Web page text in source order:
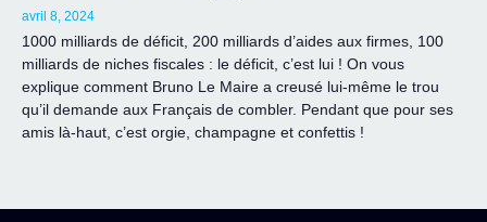
avril 8, 2024
1000 milliards de déficit, 200 milliards d’aides aux firmes, 100
milliards de niches fiscales : le déficit, c’est lui ! On vous
explique comment Bruno Le Maire a creusé lui-même le trou
qu’il demande aux Français de combler. Pendant que pour ses
amis là-haut, c’est orgie, champagne et confettis !